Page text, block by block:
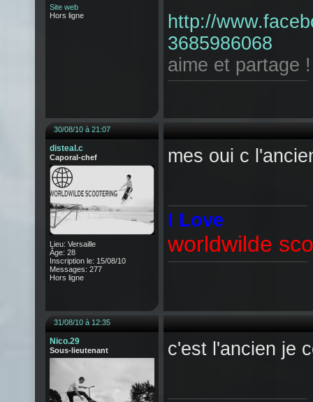
Site web
Hors ligne
http://
3685986068
aime et partage !
30/08/10 à 21:07
disteal.c
Caporal-chef
Lieu: Versaille
Âge: 28
Inscription le: 15/08/10
Messages: 277
Hors ligne
mes oui c
I Love
worldwilde
31/08/10 à 12:35
Nico.29
Sous-lieutenant c'est l'ancien je